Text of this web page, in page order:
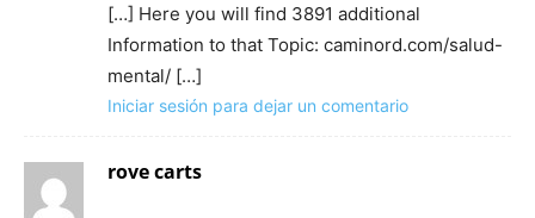
[…] Here you will find 3891 additional
Information to that Topic: caminord.com/salud-
mental/ […]
Iniciar sesión para dejar un comentario
rove carts